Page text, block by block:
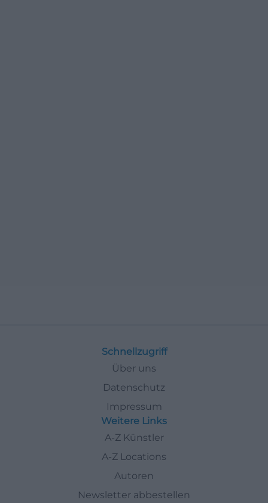
Schnellzugriff
Über uns
Datenschutz
Impressum
Weitere Links
A-Z Künstler
A-Z Locations
Autoren
Newsletter abbestellen